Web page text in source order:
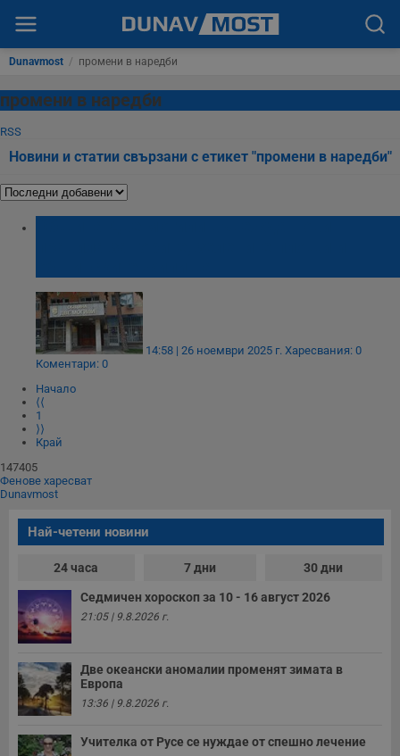
Dunavmost / промени в наредби
промени в наредби
RSS
Новини и статии свързани с етикет "промени в наредби"
14:58 | 26 ноември 2025 г. Харесвания: 0
Коментари: 0
Начало
⟨⟨
1
⟩⟩
Край
147405
Фенове харесват
Dunavmost
Най-четени новини
24 часа 7 дни 30 дни
Седмичен хороскоп за 10 - 16 август 2026
21:05 | 9.8.2026 г.
Две океански аномалии променят зимата в
Европа
13:36 | 9.8.2026 г.
Учителка от Русе се нуждае от спешно лечение